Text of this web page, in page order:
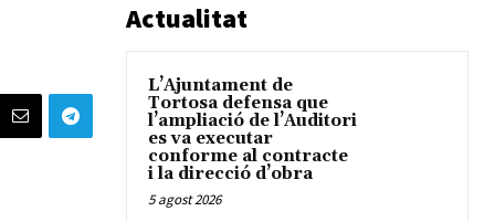
Actualitat
L’Ajuntament de
Tortosa defensa que
l’ampliació de l’Auditori
es va executar
conforme al contracte
i la direcció d’obra
5 agost 2026